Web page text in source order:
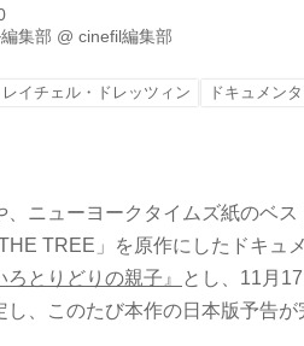
集部 @cinefil編集部
レイチェル・ドレッツィン ドキュメン
、ニューヨークタイムズ紙のベ
TREE」を原作にしたドキュ
ろとりどりの親子』
とし、11月
し、このたび本作の日本版予告が